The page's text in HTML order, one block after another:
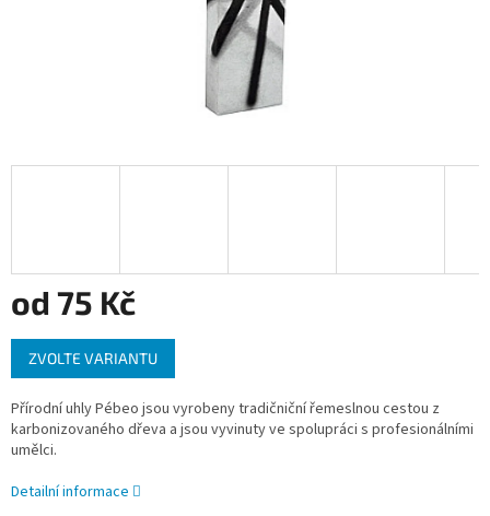
od 75 Kč
Měrná
cena:
ZVOLTE VARIANTU
Přírodní uhly Pébeo jsou vyrobeny tradičniční řemeslnou cestou z
karbonizovaného dřeva a jsou vyvinuty ve spolupráci s profesionálními
umělci.
Detailní informace